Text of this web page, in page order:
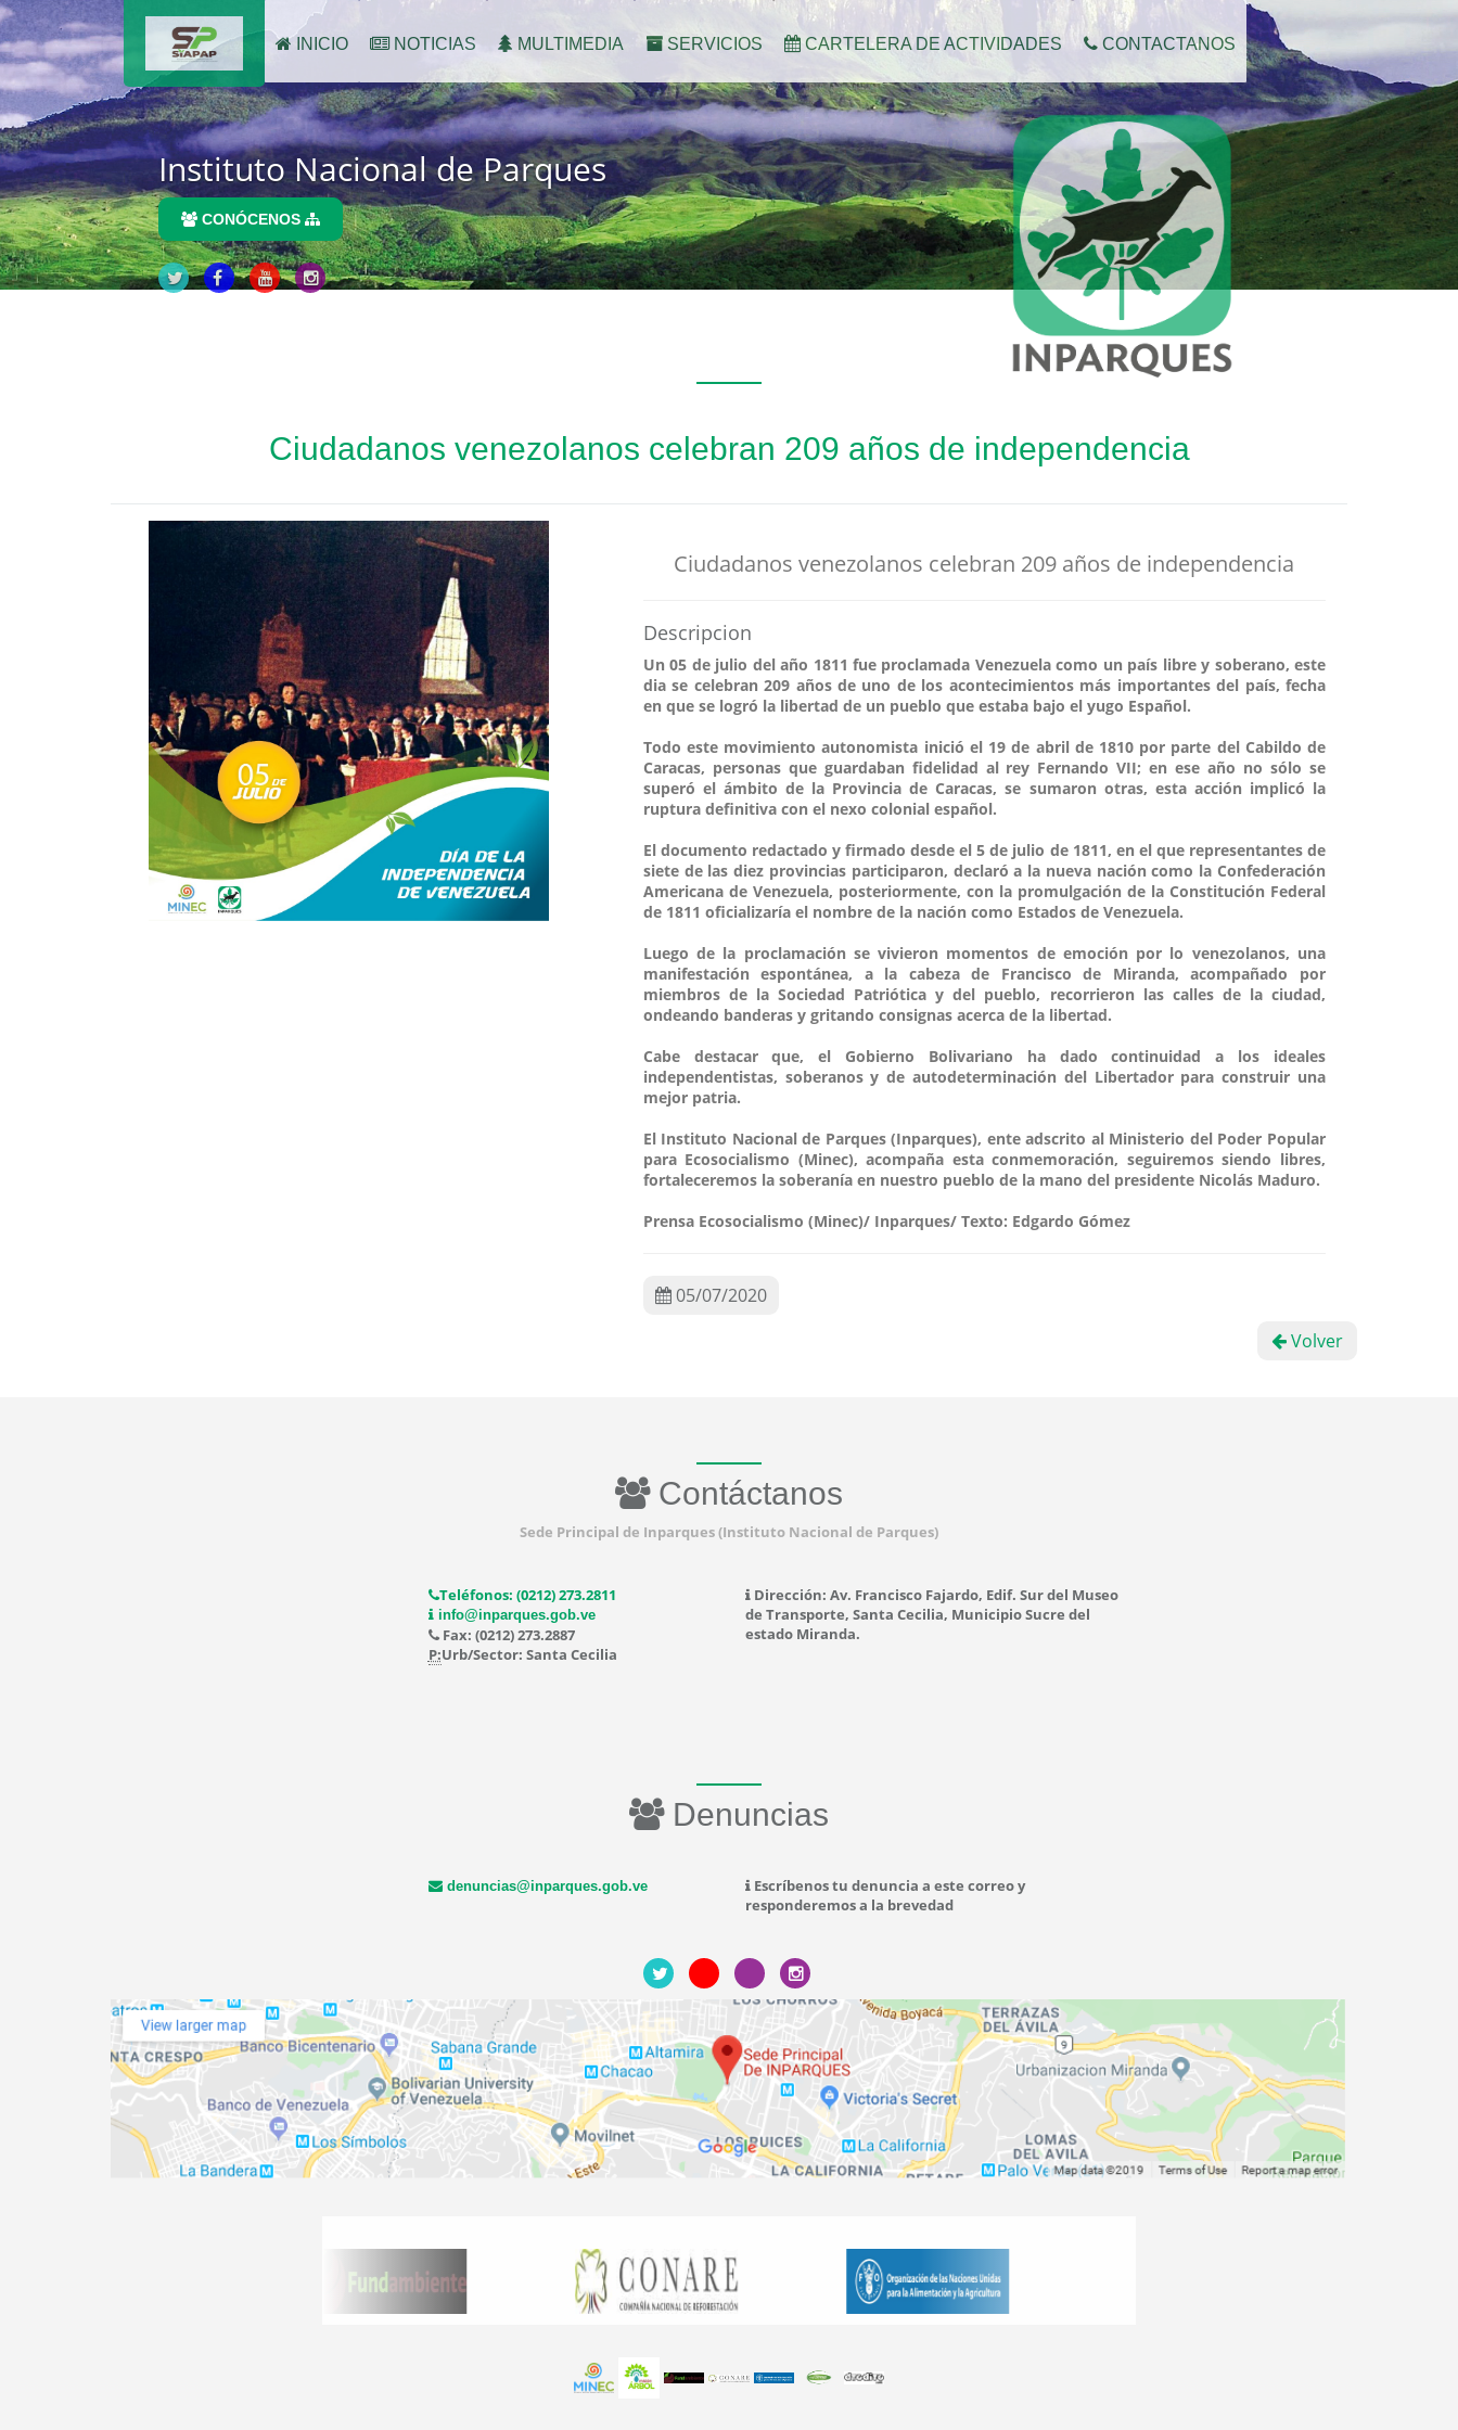
INICIO NOTICIAS MULTIMEDIA SERVICIOS CARTELERA DE ACTIVIDADES CONTACTANOS
Instituto Nacional de Parques
CONÓCENOS
Ciudadanos venezolanos celebran 209 años de independencia
Ciudadanos venezolanos celebran 209 años de independencia
Descripcion
Un 05 de julio del año 1811 fue proclamada Venezuela como un país libre y soberano, este
dia se celebran 209 años de uno de los acontecimientos más importantes del país, fecha
en que se logró la libertad de un pueblo que estaba bajo el yugo Español.
Todo este movimiento autonomista inició el 19 de abril de 1810 por parte del Cabildo de
Caracas, personas que guardaban fidelidad al rey Fernando VII; en ese año no sólo se
superó el ámbito de la Provincia de Caracas, se sumaron otras, esta acción implicó la
ruptura definitiva con el nexo colonial español.
El documento redactado y firmado desde el 5 de julio de 1811, en el que representantes de
siete de las diez provincias participaron, declaró a la nueva nación como la Confederación
Americana de Venezuela, posteriormente, con la promulgación de la Constitución Federal
de 1811 oficializaría el nombre de la nación como Estados de Venezuela.
Luego de la proclamación se vivieron momentos de emoción por lo venezolanos, una
manifestación espontánea, a la cabeza de Francisco de Miranda, acompañado por
miembros de la Sociedad Patriótica y del pueblo, recorrieron las calles de la ciudad,
ondeando banderas y gritando consignas acerca de la libertad.
Cabe destacar que, el Gobierno Bolivariano ha dado continuidad a los ideales
independentistas, soberanos y de autodeterminación del Libertador para construir una
mejor patria.
El Instituto Nacional de Parques (Inparques), ente adscrito al Ministerio del Poder Popular
para Ecosocialismo (Minec), acompaña esta conmemoración, seguiremos siendo libres,
fortaleceremos la soberanía en nuestro pueblo de la mano del presidente Nicolás Maduro.
Prensa Ecosocialismo (Minec)/ Inparques/ Texto: Edgardo Gómez
05/07/2020
Volver
Contáctanos
Sede Principal de Inparques (Instituto Nacional de Parques)
Teléfonos: (0212) 273.2811
info@inparques.gob.ve
Fax: (0212) 273.2887
P:Urb/Sector: Santa Cecilia
Dirección: Av. Francisco Fajardo, Edif. Sur del Museo
de Transporte, Santa Cecilia, Municipio Sucre del
estado Miranda.
Denuncias
denuncias@inparques.gob.ve
Escríbenos tu denuncia a este correo y
responderemos a la brevedad